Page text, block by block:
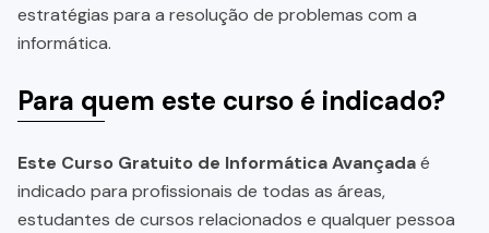
estratégias para a resolução de problemas com a
informática.
Para quem este curso é indicado?
Este Curso Gratuito de Informática Avançadaé
indicado para profissionais de todas as áreas,
estudantes de cursos relacionados e qualquer pessoa